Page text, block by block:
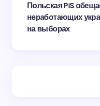
Польская PiS
неработающих
на выборах